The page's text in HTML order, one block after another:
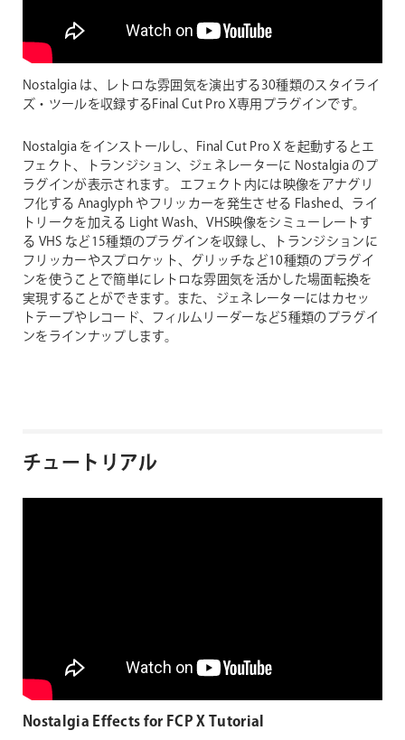
Nostalgia は、レトロな雰囲気を演出する30種類のスタイライ
ズ・ツールを収録するFinal Cut Pro X専用プラグインです。
Nostalgia をインストールし、Final Cut Pro X を起動するとエ
フェクト、トランジション、ジェネレーターに Nostalgia のプ
ラグインが表示されます。 エフェクト内には映像をアナグリ
フ化する Anaglyph やフリッカーを発生させる Flashed、ライ
トリークを加える Light Wash、VHS映像をシミューレートす
る VHS など15種類のプラグインを収録し、トランジションに
フリッカーやスプロケット、グリッチなど10種類のプラグイ
ンを使うことで簡単にレトロな雰囲気を活かした場面転換を
実現することができます。また、ジェネレーターにはカセッ
トテープやレコード、フィルムリーダーなど5種類のプラグイ
ンをラインナップします。
チュートリアル
Nostalgia Effects for FCP X Tutorial